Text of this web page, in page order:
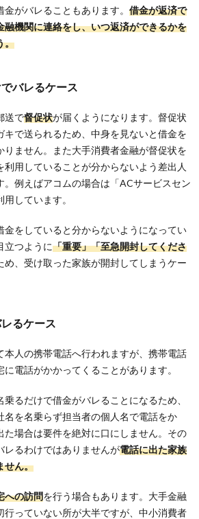
がバレることもあります。 借金が返済で
融機関に連絡をし、いつ返済ができるかを
。
バレるケース
送で督促状が届くようになります。督促状
キで送られるため、中身を見ないと借金を
りません。また大手消費者金融が督促状を
用していることが分からないよう差出人
。例えばアコムの場合は「ACサービスセン
しています。
金をしていると分からないようになってい
立つように「重要」「至急開封してくださ
め、受け取った家族が開封してしまうケー
るケース
本人の携帯電話へ行われますが、携帯電話
電話がかかってくることがあります。
るだけで借金がバレることになるため、
名を名乗らず担当者の個人名で電話をか
た場合は要件を絶対に口にしません。その
レるわけではありませんが電話に出た家族
せん。
への訪問を行う場合もあります。大手金融
行っていない所が大半ですが、中小消費者